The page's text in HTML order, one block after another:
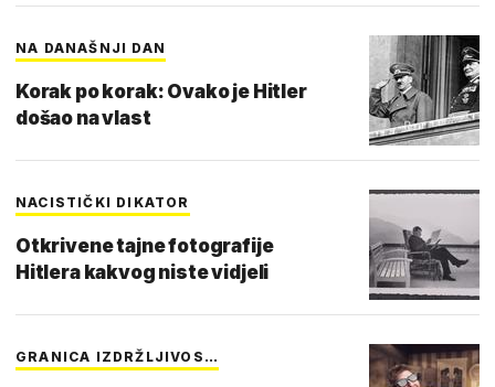
NA DANAŠNJI DAN
Korak po korak: Ovako je Hitler
došao na vlast
NACISTIČKI DIKATOR
Otkrivene tajne fotografije
Hitlera kakvog niste vidjeli
GRANICA IZDRŽLJIVOS…